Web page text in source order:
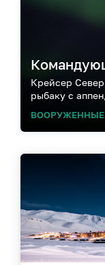
Крейсер
рыбаку с